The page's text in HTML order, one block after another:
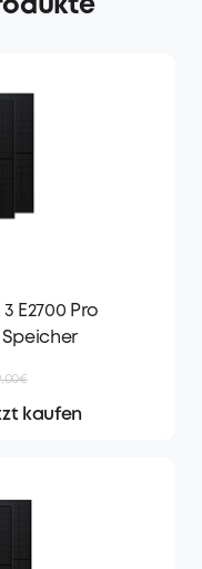
E2700 Pro
kaufen